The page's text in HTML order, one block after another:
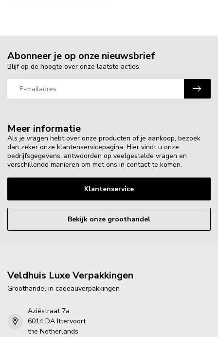
Meer informatie
Als je vragen hebt over onze producten of je aankoop, bezoek
dan zeker onze klantenservicepagina. Hier vindt u onze
bedrijfsgegevens, antwoorden op veelgestelde vragen en
verschillende manieren om met ons in contact te komen.
Klantenservice
Bekijk onze groothandel
Abonneer je op onze nieuwsbrief
Blijf op de hoogte over onze laatste acties
Veldhuis Luxe Verpakkingen
Groothandel in cadeauverpakkingen
Aziëstraat 7a
6014 DA Ittervoort
the Netherlands